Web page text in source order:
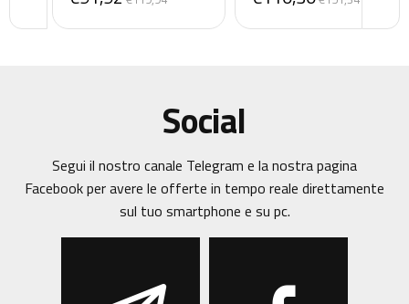
Social
Segui il nostro canale Telegram e la nostra pagina
Facebook per avere le offerte in tempo reale direttamente
sul tuo smartphone e su pc.